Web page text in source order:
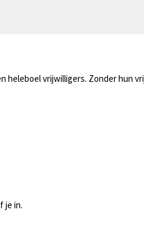
vrijwilligers. Zonder hun
je in.